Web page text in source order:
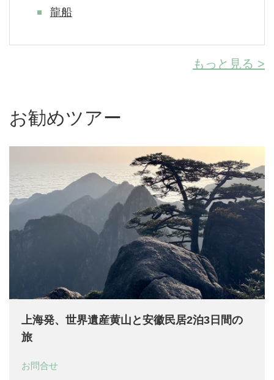
龍船
もっと見る >
お勧めツアー
上海発、世界遺産黄山と安徽民居2泊3日間の
旅
お問合せ